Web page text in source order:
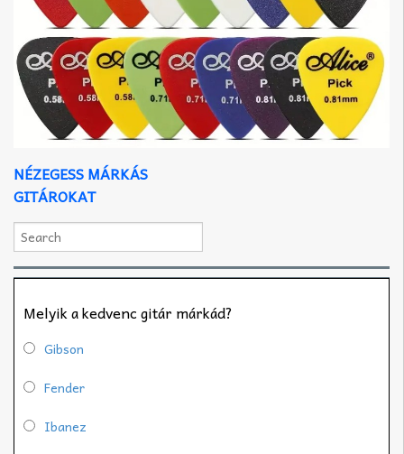
NÉZEGESS MÁRKÁS
GITÁROKAT
Melyik a kedvenc gitár márkád?
Gibson
Fender
Ibanez